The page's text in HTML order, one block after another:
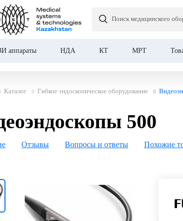
Поиск медицинского
аппараты НДА КТ МРТ
Каталог Гибкое эндоскопическое оборудование
Видеоэндоскопы 500
500
Отзывы Вопросы и ответы Похожие